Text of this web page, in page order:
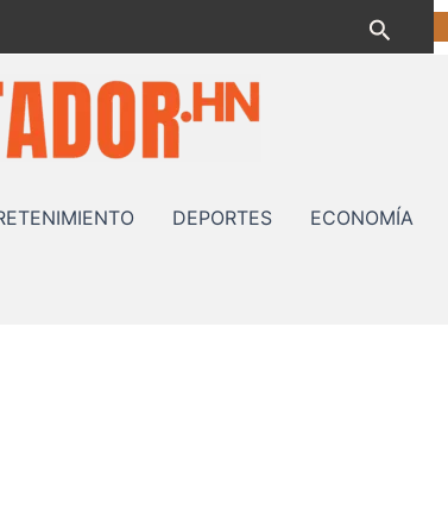
Buscar
DEPORTES ECONOMÍA